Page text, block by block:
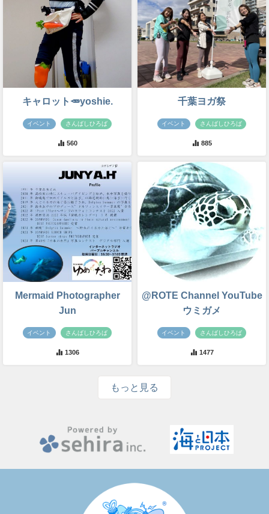
キャロット🥕yoshie.
イベント さんばしひろば
560
千葉ヨガ祭
イベント さんばしひろば
885
Mermaid Photographer
Jun
イベント さんばしひろば
1306
@ROTE Channel YouTube
ウミガメ
イベント さんばしひろば
1477
もっと見る